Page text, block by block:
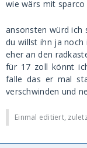
wie wärs mit sparco
ansonsten würd ich
du willst ihn ja noch
eher an den
für 17 zoll könnt
falle das er mal
verschwinden und
Einmal editiert,